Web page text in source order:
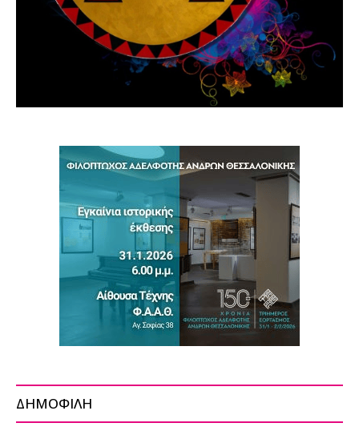
ΔΗΜΟΦΙΛΗ